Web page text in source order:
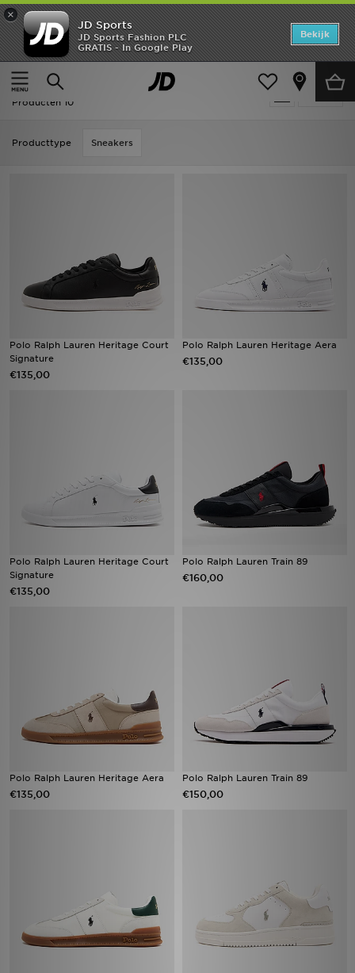
×
JD Sports
JD Sports Fashion PLC
GRATIS - In Google Play
Bekijk
Thuis
Polo Ralph Lauren
Polo Ralph Lauren
Producten 10
Producttype Sneakers
Polo Ralph Lauren Heritage Court
Signature
€135,00
Polo Ralph Lauren Heritage Aera
€135,00
Polo Ralph Lauren Heritage Court
Signature
€135,00
Polo Ralph Lauren Train 89
€160,00
Polo Ralph Lauren Heritage Aera
€135,00
Polo Ralph Lauren Train 89
€150,00
Home
Offers
New In
Voetbal
Merken
Klantenservice
Wie wij zijn